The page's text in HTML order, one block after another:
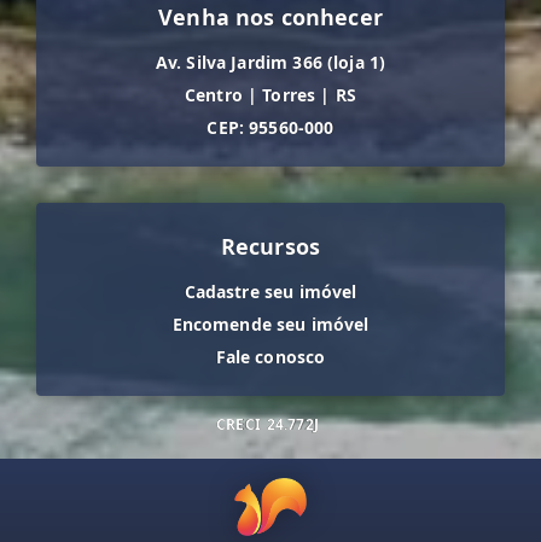
Venha nos conhecer
Av. Silva Jardim 366 (loja 1)
Centro | Torres | RS
CEP: 95560-000
Recursos
Cadastre seu imóvel
Encomende seu imóvel
Fale conosco
CRECI 24.772J